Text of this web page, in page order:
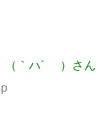
（｀ハ´ ）さん